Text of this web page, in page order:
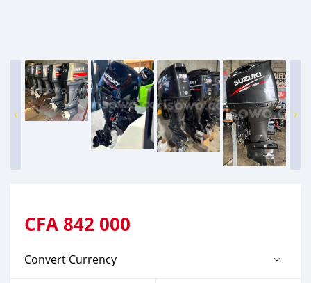
CFA 842 000
Convert Currency